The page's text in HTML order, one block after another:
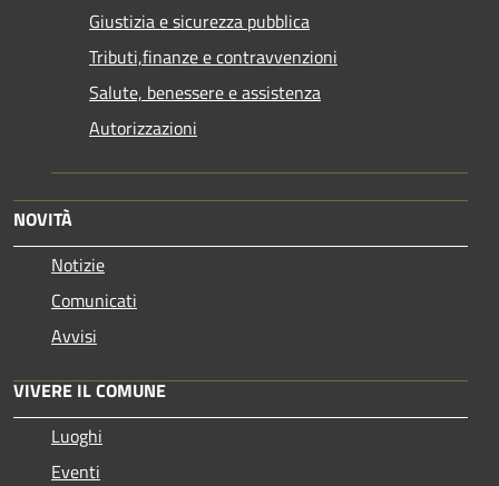
Giustizia e sicurezza pubblica
Tributi,finanze e contravvenzioni
Salute, benessere e assistenza
Autorizzazioni
NOVITÀ
Notizie
Comunicati
Avvisi
VIVERE IL COMUNE
Luoghi
Eventi